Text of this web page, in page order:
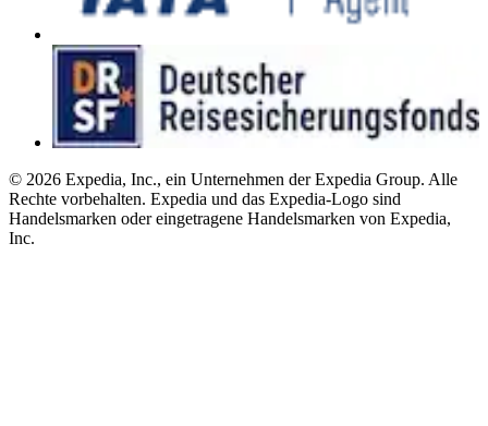
© 2026 Expedia, Inc., ein Unternehmen der Expedia Group. Alle
Rechte vorbehalten. Expedia und das Expedia-Logo sind
Handelsmarken oder eingetragene Handelsmarken von Expedia,
Inc.